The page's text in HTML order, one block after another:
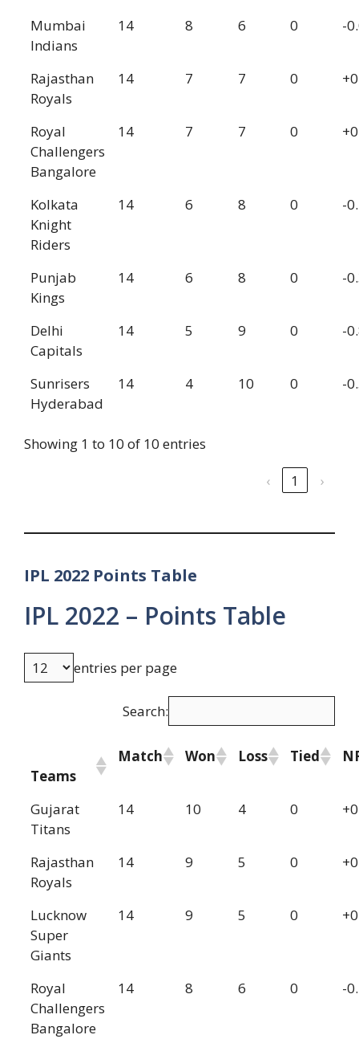
Mumbai
Indians
14 8 6 0 -
Rajasthan
Royals
14 7 7 0
Royal
Challengers
Bangalore
14 7 7 0
Kolkata
Knight
Riders
14 6 8 0 -
Punjab
Kings
14 6 8 0 -
Delhi
Capitals
14 5 9 0 -
Sunrisers
Hyderabad
14 4 10 0 -
Showing 1 to 10 of 10 entries
‹
1 ›
IPL 2022 Points Table
IPL 2022 – Points Table
entries per page
Search:
Teams
Match Won Loss Tied
Gujarat
Titans
14 10 4 0
Rajasthan
Royals
14 9 5 0
Lucknow
Super
Giants
14 9 5 0
Royal
Challengers
Bangalore
14 8 6 0 -